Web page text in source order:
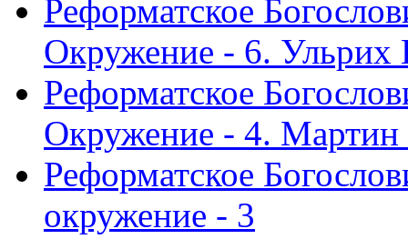
Реформатское
Окружение - 6. Ульрих
Реформатское
Окружение - 4.
Реформатское
окружение - 3